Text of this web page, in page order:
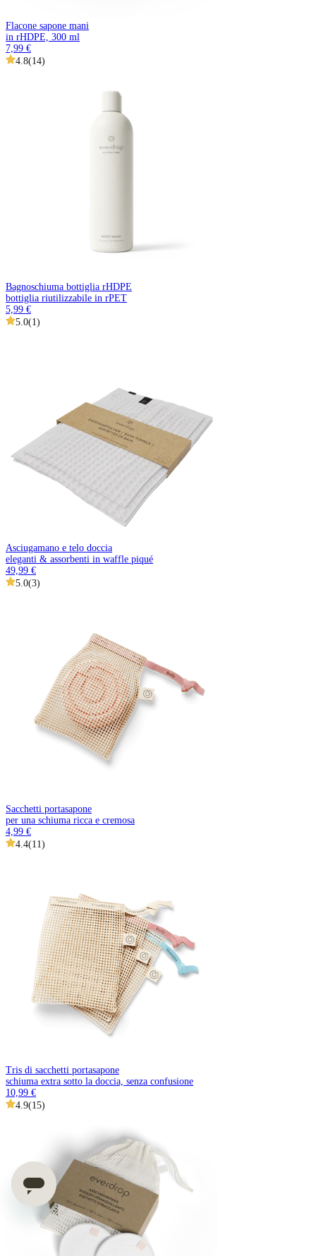
Flacone sapone mani
in rHDPE, 300 ml
7,99 €
4.8(14)
Bagnoschiuma bottiglia rHDPE
bottiglia riutilizzabile in rPET
5,99 €
5.0(1 )
Asciugamano e telo doccia
eleganti & assorbenti in waffle piqué
49,99 €
5.0(3)
Sacchetti portasapone
per una schiuma ricca e cremosa
4,99 €
4.4(11 )
Tris di sacchetti portasapone
schiuma extra sotto la doccia, senza confusione
10,99 €
4.9(15)